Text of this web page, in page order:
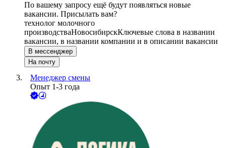
По вашему запросу ещё будут появляться новые
вакансии. Присылать вам?
технолог молочного
производстваНовосибирскКлючевые слова в названии
вакансии, в названии компании и в описании вакансии
В мессенджер
На почту
Менеджер смены
Опыт 1-3 года